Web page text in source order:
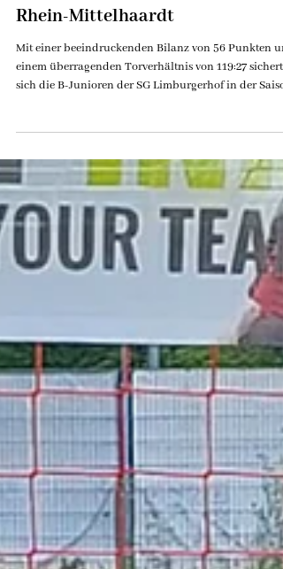
SG Limburgerhof ist Meister der
Junioren in der 1. Kreisklasse
Rhein-Mittelhaardt
sich die B-Junioren der SG Limburgerhof in der Saison
Kreisklasse Rhein-Mittelhaardt . Das Team setzte sich
mit einem Vorsprung von fünf Punkten auf den
Zweitplatzierten an die Tabellenspitze und zeigte
die gesamte Saison hinweg eine konstant starke
Leistung. Sowohl offensiv als auch defensiv
die Mannscha